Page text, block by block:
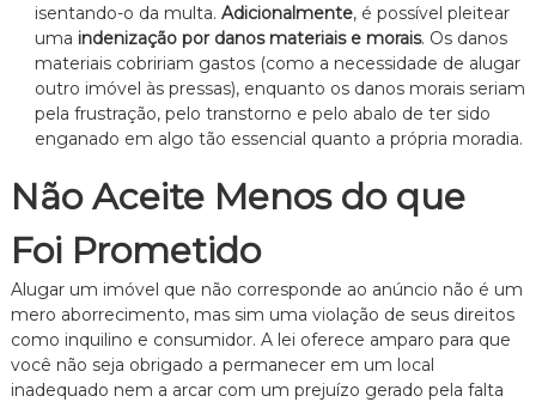
isentando-o da multa. Adicionalmente, é possível pleitear
uma indenização por danos materiais e morais. Os danos
materiais cobririam gastos (como a necessidade de alugar
outro imóvel às pressas), enquanto os danos morais seriam
pela frustração, pelo transtorno e pelo abalo de ter sido
enganado em algo tão essencial quanto a própria moradia.
Não Aceite Menos do que
Foi Prometido
Alugar um imóvel que não corresponde ao anúncio não é um
mero aborrecimento, mas sim uma violação de seus direitos
como inquilino e consumidor. A lei oferece amparo para que
você não seja obrigado a permanecer em um local
inadequado nem a arcar com um prejuízo gerado pela falta